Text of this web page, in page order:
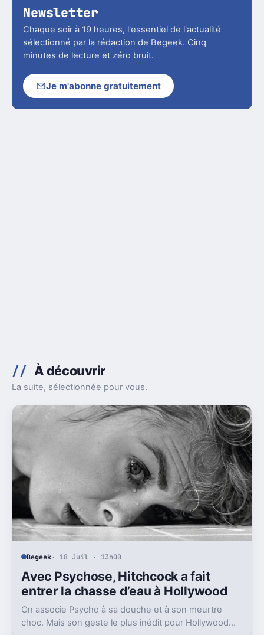
Newsletter
Chaque soir à 19 heures, l'essentiel de l'actualité
sélectionné par la rédaction de Begeek. Cinq
minutes de lecture et zéro bruit.
Je m'abonne gratuitement
À découvrir
La suite, sélectionnée pour vous.
Begeek· 18 Juil · 13h00
Avec Psychose, Hitchcock a fait
entrer la chasse d’eau à Hollywood
On associe Psycho à sa douche et à son meurtre
choc. Mais son geste le plus inédit pour Hollywood